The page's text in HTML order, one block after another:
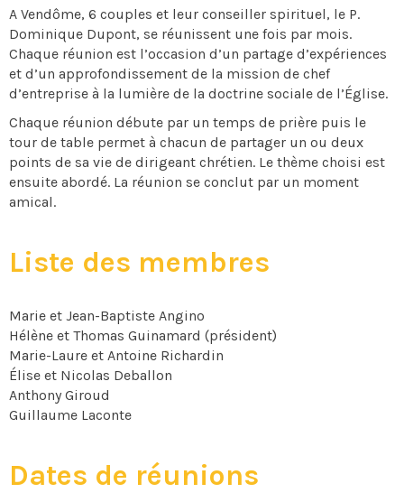
A Vendôme, 6 couples et leur conseiller spirituel, le P.
Dominique Dupont, se réunissent une fois par mois.
Chaque réunion est l’occasion d’un partage d’expériences
et d’un approfondissement de la mission de chef
d’entreprise à la lumière de la doctrine sociale de l’Église.
Chaque réunion débute par un temps de prière puis le
tour de table permet à chacun de partager un ou deux
points de sa vie de dirigeant chrétien. Le thème choisi est
ensuite abordé. La réunion se conclut par un moment
amical.
Liste des membres
Marie et Jean-Baptiste Angino
Hélène et Thomas Guinamard (président)
Marie-Laure et Antoine Richardin
Élise et Nicolas Deballon
Anthony Giroud
Guillaume Laconte
Dates de réunions